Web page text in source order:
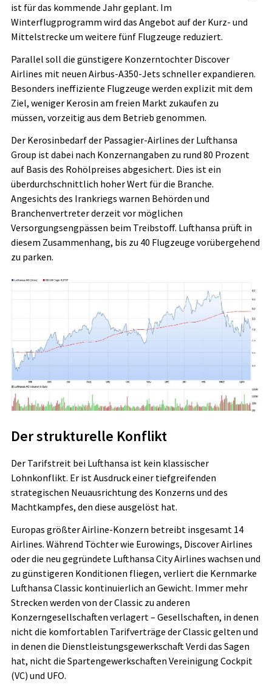
ist für das kommende Jahr geplant. Im
Winterflugprogramm wird das Angebot auf der Kurz- und
Mittelstrecke um weitere fünf Flugzeuge reduziert.
Parallel soll die günstigere Konzerntochter Discover
Airlines mit neuen Airbus-A350-Jets schneller expandieren.
Besonders ineffiziente Flugzeuge werden explizit mit dem
Ziel, weniger Kerosin am freien Markt zukaufen zu
müssen, vorzeitig aus dem Betrieb genommen.
Der Kerosinbedarf der Passagier-Airlines der Lufthansa
Group ist dabei nach Konzernangaben zu rund 80 Prozent
auf Basis des Rohölpreises abgesichert. Dies ist ein
überdurchschnittlich hoher Wert für die Branche.
Angesichts des Irankriegs warnen Behörden und
Branchenvertreter derzeit vor möglichen
Versorgungsengpässen beim Treibstoff. Lufthansa prüft in
diesem Zusammenhang, bis zu 40 Flugzeuge vorübergehend
zu parken.
Der strukturelle Konflikt
Der Tarifstreit bei Lufthansa ist kein klassischer
Lohnkonflikt. Er ist Ausdruck einer tiefgreifenden
strategischen Neuausrichtung des Konzerns und des
Machtkampfes, den diese ausgelöst hat.
Europas größter Airline-Konzern betreibt insgesamt 14
Airlines. Während Töchter wie Eurowings, Discover Airlines
oder die neu gegründete Lufthansa City Airlines wachsen und
zu günstigeren Konditionen fliegen, verliert die Kernmarke
Lufthansa Classic kontinuierlich an Gewicht. Immer mehr
Strecken werden von der Classic zu anderen
Konzerngesellschaften verlagert – Gesellschaften, in denen
nicht die komfortablen Tarifverträge der Classic gelten und
in denen die Dienstleistungsgewerkschaft Verdi das Sagen
hat, nicht die Spartengewerkschaften Vereinigung Cockpit
(VC) und UFO.